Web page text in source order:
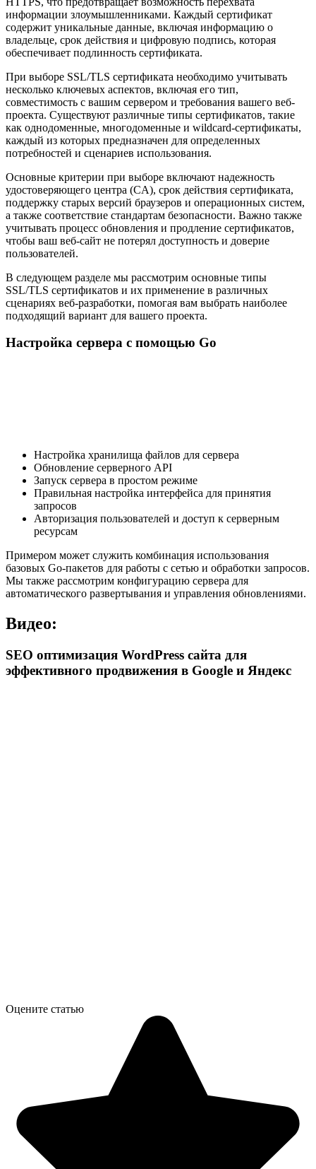
информации злоумышленниками. Каждый сертификат
содержит уникальные данные, включая информацию о
владельце, срок действия и цифровую подпись, которая
обеспечивает подлинность сертификата.
При выборе SSL/TLS сертификата необходимо учитывать
несколько ключевых аспектов, включая его тип,
совместимость с вашим сервером и требования вашего веб-
проекта. Существуют различные типы сертификатов, такие
как однодоменные, многодоменные и wildcard-сертификаты,
каждый из которых предназначен для определенных
потребностей и сценариев использования.
Основные критерии при выборе включают надежность
удостоверяющего центра (CA), срок действия сертификата,
поддержку старых версий браузеров и операционных систем,
а также соответствие стандартам безопасности. Важно также
учитывать процесс обновления и продление сертификатов,
чтобы ваш веб-сайт не потерял доступность и доверие
пользователей.
В следующем разделе мы рассмотрим основные типы
SSL/TLS сертификатов и их применение в различных
сценариях веб-разработки, помогая вам выбрать наиболее
подходящий вариант для вашего проекта.
Настройка сервера с помощью Go
Настройка хранилища файлов для сервера
Обновление серверного API
Запуск сервера в простом режиме
Правильная настройка интерфейса для принятия
запросов
Авторизация пользователей и доступ к серверным
ресурсам
Примером может служить комбинация использования
базовых Go-пакетов для работы с сетью и обработки запросов.
Мы также рассмотрим конфигурацию сервера для
автоматического развертывания и управления обновлениями.
Видео:
SEO оптимизация WordPress сайта для
эффективного продвижения в Google и Яндекс
Оцените статью